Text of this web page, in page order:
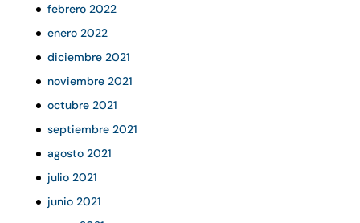
febrero 2022
enero 2022
diciembre 2021
noviembre 2021
octubre 2021
septiembre 2021
agosto 2021
julio 2021
junio 2021